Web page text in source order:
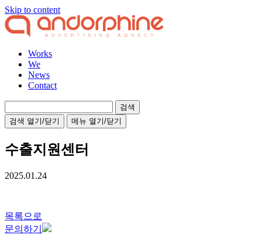
Skip to content
Works
We
News
Contact
색:검색 열기/닫기 메뉴 열기/닫기
수출지원센터
2025.01.24
목록으로
문의하기